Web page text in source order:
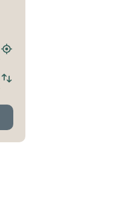
Hitta
hållplats
Byt
och